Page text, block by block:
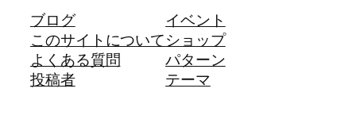
ブログ
このサイトについて
よくある質問
投稿者
イベント
ショップ
パターン
テーマ